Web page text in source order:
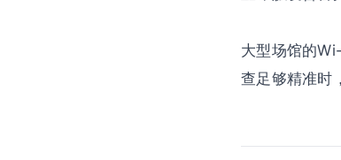
大型场馆的
查足够精准时